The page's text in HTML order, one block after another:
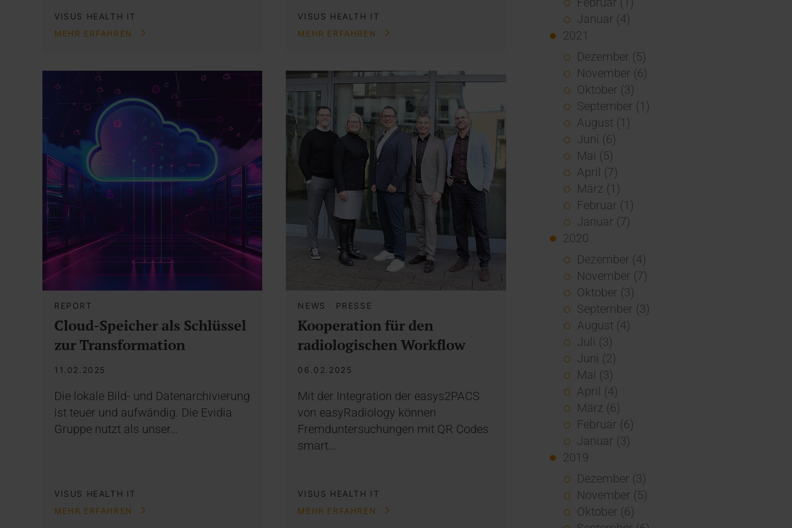
VISUS HEALTH IT
MEHR ERFAHREN
VISUS HEALTH IT
MEHR ERFAHREN
REPORT
Cloud-Speicher als Schlüssel
zur Transformation
11.02.2025
Die lokale Bild- und Datenarchivierung
ist teuer und aufwändig. Die Evidia
Gruppe nutzt als unser…
VISUS HEALTH IT
MEHR ERFAHREN
NEWS · PRESSE
Kooperation für den
radiologischen Workflow
06.02.2025
Mit der Integration der easys2PACS
von easyRadiology können
Fremduntersuchungen mit QR Codes
smart…
VISUS HEALTH IT
MEHR ERFAHREN
Januar (4)
2021
Dezember (5)
November (6)
Oktober (3)
September (1)
August (1)
Juni (6)
Mai (5)
April (7)
März (1)
Februar (1)
Januar (7)
2020
Dezember (4)
November (7)
Oktober (3)
September (3)
August (4)
Juli (3)
Juni (2)
Mai (3)
April (4)
März (6)
Februar (6)
Januar (3)
2019
Dezember (3)
November (5)
Oktober (6)